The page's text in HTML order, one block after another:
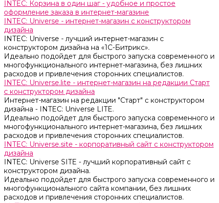
INTEC: Корзина в один шаг - удобное и простое
оформление заказа в интернет-магазине
INTEC: Universe - интернет-магазин с конструктором
дизайна
INTEC: Universe - лучший интернет-магазин с
конструктором дизайна на «1C-Битрикс».
Идеально подойдет для быстрого запуска современного и
многофункционального интернет-магазина, без лишних
расходов и привлечения сторонних специалистов.
INTEC: Universe.lite - интернет-магазин на редакции Старт
с конструктором дизайна
Интернет-магазин на редакции "Старт" с конструктором
дизайна - INTEC: Universe LITE.
Идеально подойдет для быстрого запуска современного и
многофункционального интернет-магазина, без лишних
расходов и привлечения сторонних специалистов.
INTEC: Universe.site - корпоративный сайт с конструктором
дизайна
INTEC: Universe SITE - лучший корпоративный сайт с
конструктором дизайна.
Идеально подойдет для быстрого запуска современного и
многофункционального сайта компании, без лишних
расходов и привлечения сторонних специалистов.